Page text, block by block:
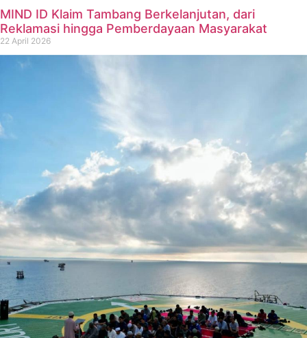
MIND ID Klaim Tambang Berkelanjutan, dari
Reklamasi hingga Pemberdayaan Masyarakat
22 April 2026